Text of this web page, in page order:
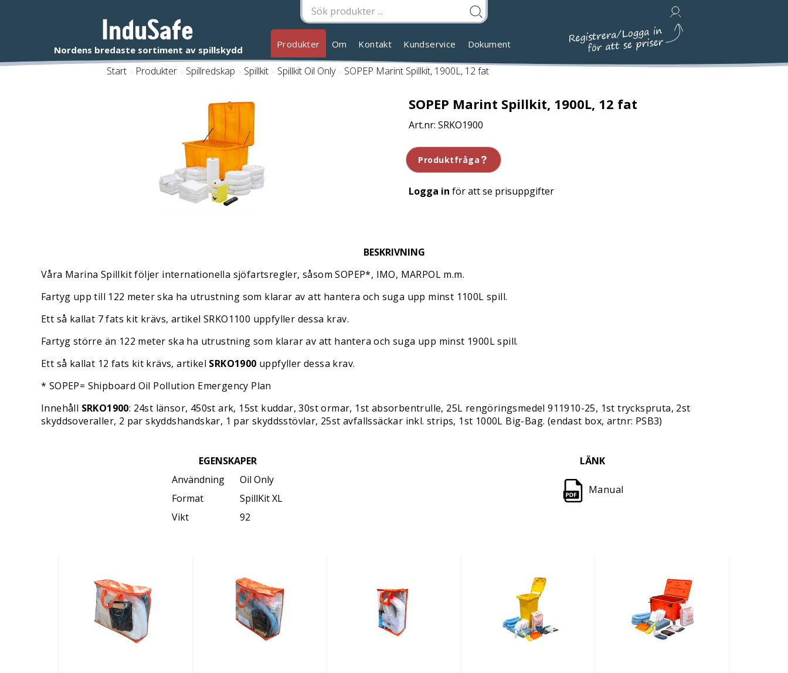
Produkter Om Kontakt Kundservice Dokument
Start / Produkter / Spillredskap / Spillkit / Spillkit Oil Only / SOPEP Marint Spillkit, 1900L, 12 fat
SOPEP Marint Spillkit, 1900L, 12 fat
SRKO1900
Produktfråga
Logga in för att se prisuppgifter
BESKRIVNING
Våra Marina Spillkit följer internationella sjöfartsregler, såsom SOPEP*, IMO, MARPOL m.m.
Fartyg upp till 122 meter ska ha utrustning som klarar av att hantera och suga upp minst 1100L spill.
Ett så kallat 7 fats kit krävs, artikel SRKO1100 uppfyller dessa krav.
Fartyg större än 122 meter ska ha utrustning som klarar av att hantera och suga upp minst 1900L spill.
Ett så kallat 12 fats kit krävs, artikel SRKO1900 uppfyller dessa krav.
* SOPEP= Shipboard Oil Pollution Emergency Plan
Innehåll SRKO1900: 24st länsor, 450st ark, 15st kuddar, 30st ormar, 1st absorbentrulle, 25L rengöringsmedel 911910-25, 1st tryckspruta, 2st
skyddsoveraller, 2 par skyddshandskar, 1 par skyddsstövlar, 25st avfallssäckar inkl. strips, 1st 1000L Big-Bag. (endast box, artnr: PSB3)
EGENSKAPER
Användning
Oil Only
Format
SpillKit XL
Vikt
92
LÄNK
Manual